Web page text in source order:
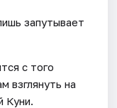
запутывает
с того
взглянуть на
Куни.